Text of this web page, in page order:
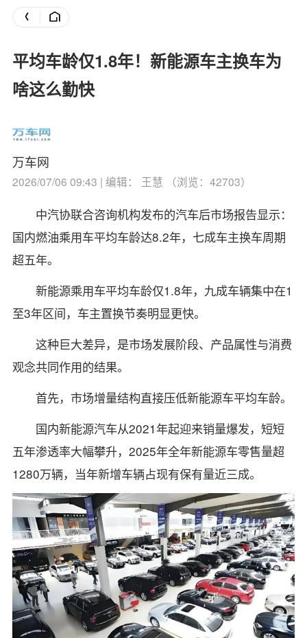
平均车龄仅1.8年！新能源车主换车为
啥这么勤快
万车网
2026/07/06 09:43 | 编辑： 王慧 （浏览：42703）
中汽协联合咨询机构发布的汽车后市场报告显示：
国内燃油乘用车平均车龄达8.2年，七成车主换车周期
超五年。
新能源乘用车平均车龄仅1.8年，九成车辆集中在1
至3年区间，车主置换节奏明显更快。
这种巨大差异，是市场发展阶段、产品属性与消费
观念共同作用的结果。
首先，市场增量结构直接压低新能源车平均车龄。
国内新能源汽车从2021年起迎来销量爆发，短短
五年渗透率大幅攀升，2025年全年新能源车零售量超
1280万辆，当年新增车辆占现有保有量近三成。